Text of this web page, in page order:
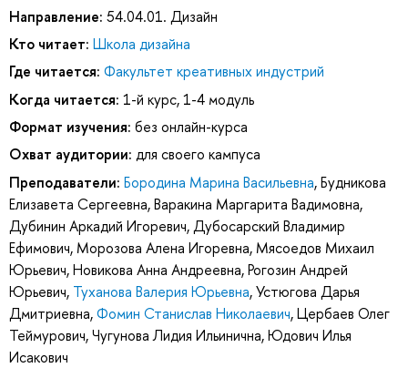
Направление: 54.04.01. Дизайн
Кто читает: Школа дизайна
Где читается: Факультет креативных индустрий
Когда читается: 1-й курс, 1-4 модуль
Формат изучения: без онлайн-курса
Охват аудитории: для своего кампуса
Преподаватели: Бородина Марина Васильевна,Будникова
Елизавета Сергеевна,Варакина Маргарита Вадимовна,
Дубинин Аркадий Игоревич,Дубосарский Владимир
Ефимович, Морозова Алена Игоревна, Мясоедов Михаил
Юрьевич,Новикова Анна Андреевна,Рогозин Андрей
Юрьевич, Туханова Валерия Юрьевна,Устюгова Дарья
Дмитриевна,Фомин Станислав Николаевич,Цербаев Олег
Теймурович,Чугунова Лидия Ильинична,Юдович Илья
Исакович